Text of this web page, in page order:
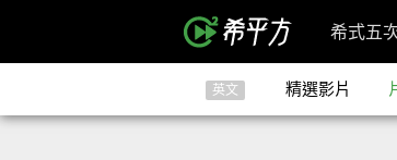
希式五
英文 精選影片